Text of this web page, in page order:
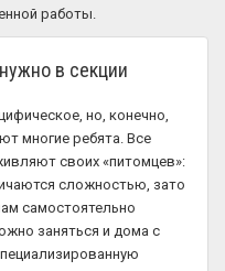
работы.
в секции
но, конечно,
многие ребята. Все
своих «питомцев»:
сложностью, зато
самостоятельно
заняться и дома с